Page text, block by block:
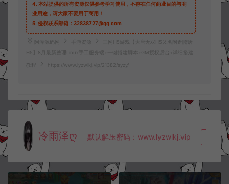
4. 本站提供的所有资源仅供参考学习使用，不存在任何商业目的与商
业用途，请大家不要用于商用！
5. 侵权联系邮箱：32838727@qq.com
阿泽源码网 手游资源
三网H5游戏【大唐无双H5又名闲逛隋唐
H5】8月最新整理Linux手工服务端+一键搭建脚本+GM授权后台+详细搭建
教程 https://www.lyzwlkj.vip/21382/syzy/
冷雨泽ღ 默认解压密码：www.lyzwlkj.vip 复